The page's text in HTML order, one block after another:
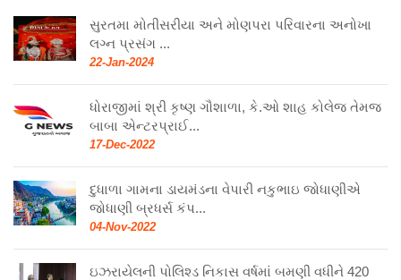
સુરતમા મોતીસરીયા અને મોણપરા પરિવારના અનોખા
લગ્ન પ્રસંગ ...
22-Jan-2024
ધોરાજીમાં શ્રી કૃષ્ણ ગૌશાળા, કે.ઓ શાહ કોલેજ તેમજ
બાબા એન્ટરપ્રાઈ...
17-Dec-2022
દુધાળા ગામના ડાયમંડના વેપારી નકુભાઇ જોધાણીએ
જોધાણી બ્રધર્સ કંપ...
04-Nov-2022
ઇઝરાયેલની પોલિશ્ડ નિકાસ વર્ષમાં બમણી વધીને 420